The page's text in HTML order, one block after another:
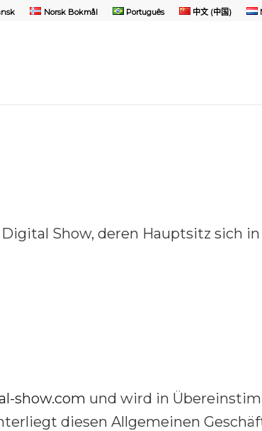
Norsk Bokmål Português 中文 (中国)
Show, deren Hauptsitz sich in
show.com und wird in
diesen Allgemeinen